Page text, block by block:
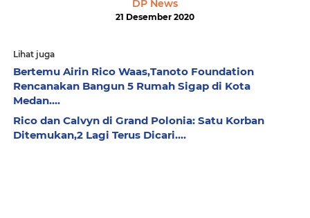
DP News
21 Desember 2020
Lihat juga
Bertemu Airin Rico Waas,Tanoto Foundation
Rencanakan Bangun 5 Rumah Sigap di Kota
Medan....
Rico dan Calvyn di Grand Polonia: Satu Korban
Ditemukan,2 Lagi Terus Dicari....